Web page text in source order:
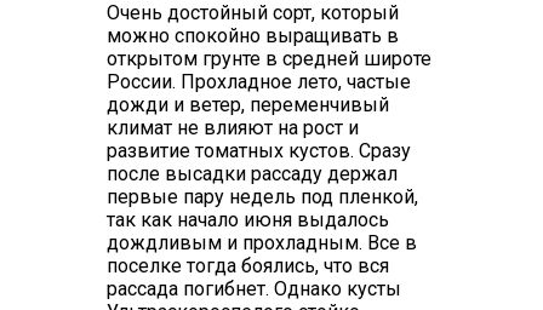
Очень достойный сорт, который
можно спокойно выращивать в
открытом грунте в средней широте
России. Прохладное лето, частые
дожди и ветер, переменчивый
климат не влияют на рост и
развитие томатных кустов. Сразу
после высадки рассаду держал
первые пару недель под пленкой,
так как начало июня выдалось
дождливым и прохладным. Все в
поселке тогда боялись, что вся
рассада погибнет. Однако кусты